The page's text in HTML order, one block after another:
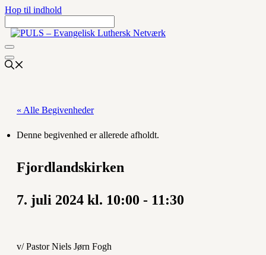
Hop til indhold
« Alle Begivenheder
Denne begivenhed er allerede afholdt.
Fjordlandskirken
7. juli 2024 kl. 10:00 - 11:30
v/ Pastor Niels Jørn Fogh